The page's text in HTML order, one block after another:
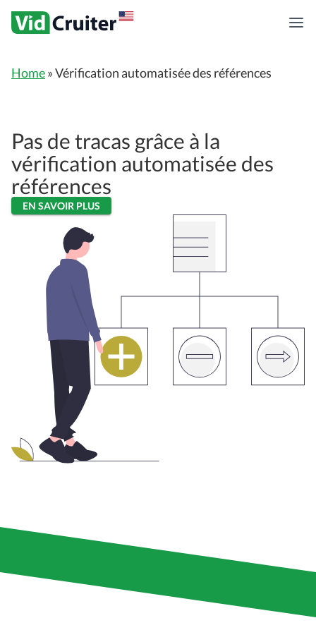
Home»Vérification automatisée des références
Pas de tracas grâce à la
vérification automatisée des
références
EN SAVOIR PLUS